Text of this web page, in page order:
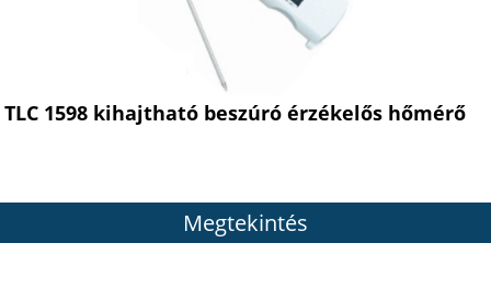
TLC 1598 kihajtható beszúró érzékelős hőmérő
Megtekintés